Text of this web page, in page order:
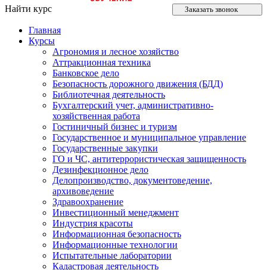
Найти курс Заказать звонок
Главная
Курсы
Агрономия и лесное хозяйство
Аттракционная техника
Банковское дело
Безопасность дорожного движения (БДД)
Библиотечная деятельность
Бухгалтерский учет, административно-
хозяйственная работа
Гостиничный бизнес и туризм
Государственное и муниципальное управление
Государственные закупки
ГО и ЧС, антитеррористическая защищенность
Дезинфекционное дело
Делопроизводство, документоведение,
архивоведение
Здравоохранение
Инвестиционный менеджмент
Индустрия красоты
Информационная безопасность
Информационные технологии
Испытательные лаборатории
Кадастровая деятельность